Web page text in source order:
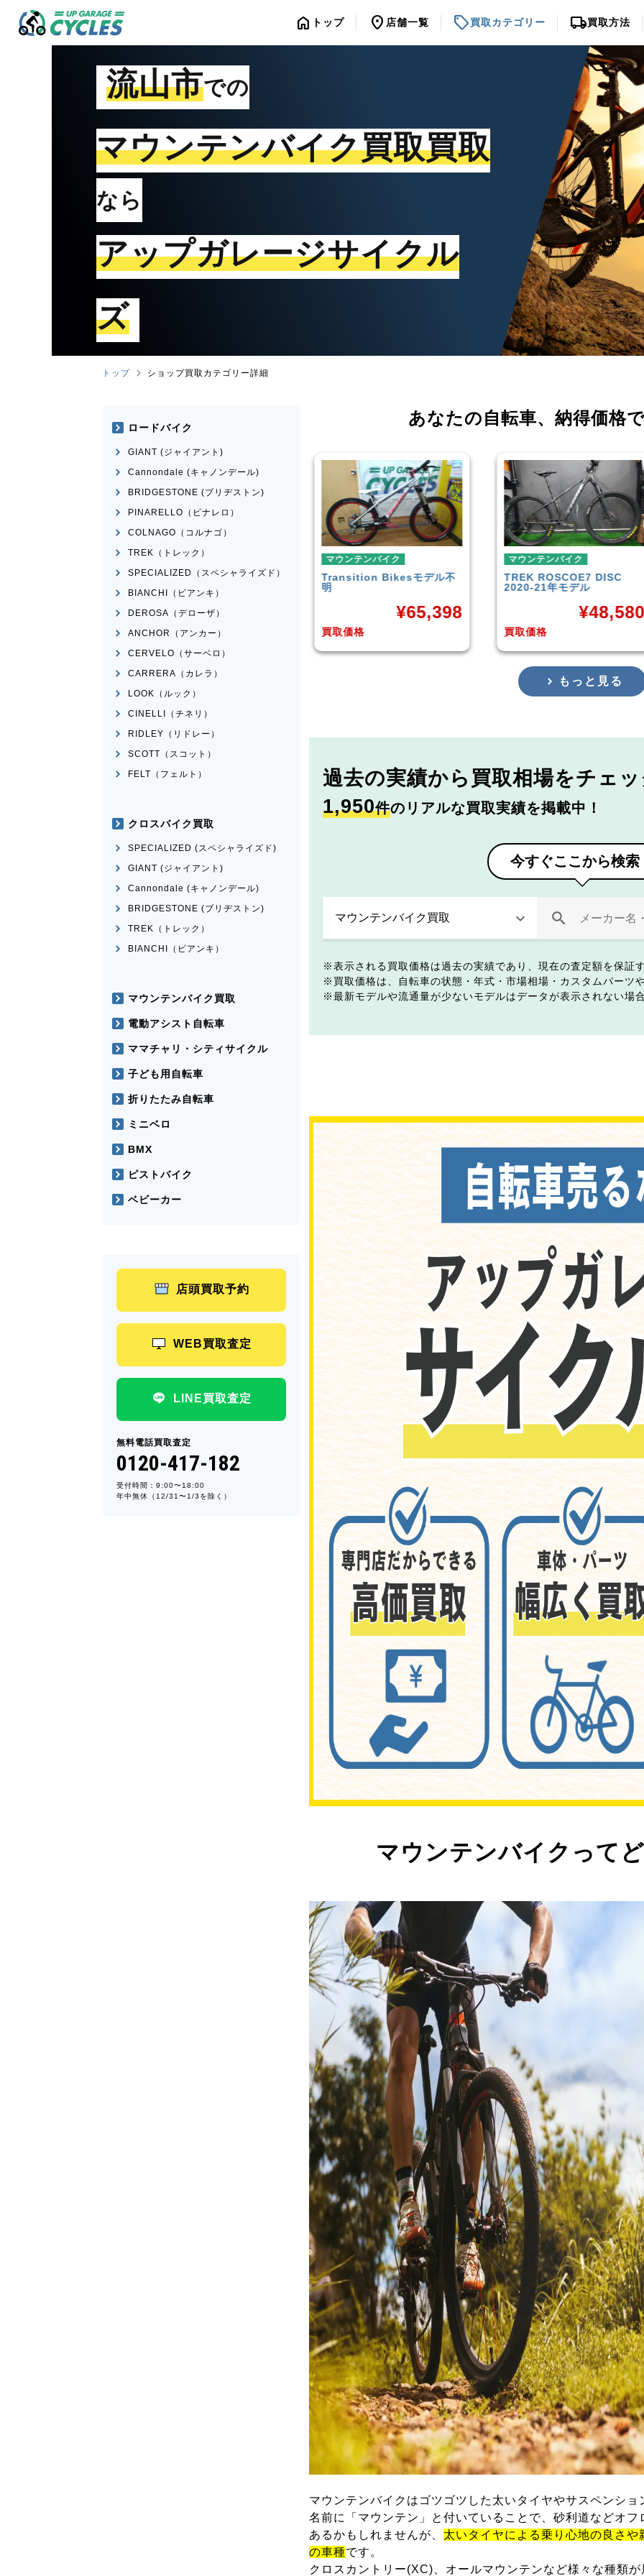
home トップ location_on 店舗一覧 sell買取カテゴリー local_shipping買取方法
流山市での
マウンテンバイク買取買取
なら
アップガレージサイクル
ズ
トップ ショップ買取カテゴリー詳細
あなたの自転車、 納得価格
マウンテンバイク
Transition Bikes モデル不
明
買取価格
¥
マウンテンバイク
TREKROSCOE7 DISC
2020-21年モデル
買取価格
¥48,580
マウンテンバイク
Rocky Mountain Element
Carbon30 2022年モデル
買取価格
¥
もっと見る
過去の実績から 買取相場をチェ
1,950件のリアルな買取実績を掲載中！
今すぐここから検索
表示される買取価格は過去の実績であり、現在の査定額を保証
買取価格は、自転車の状態・年式・市場相場・カスタムパーツ
最新モデルや流通量が少ないモデルはデータが表示されない場
マウンテンバイクって
マウンテンバイクはゴツゴツした太いタイヤやサスペンシ
名前に「マウンテン」と付いていることで、砂利道などオ
あるかもしれませんが、 太いタイヤによる乗り心地の良さ
の車種です。
クロスカントリー(XC)、オールマウンテンなど様々な種類
ロードバイク
GIANT (ジャイアント)
Cannondale (キャノンデール)
BRIDGESTONE (ブリヂストン)
PINARELLO（ピナレロ）
COLNAGO（コルナゴ）
TREK（トレック）
SPECIALIZED（スペシャライズド）
BIANCHI（ビアンキ）
DEROSA（デローザ）
ANCHOR（アンカー）
CERVELO（サーベロ）
CARRERA（カレラ）
LOOK（ルック）
CINELLI（チネリ）
RIDLEY（リドレー）
SCOTT（スコット）
FELT（フェルト）
クロスバイク買取
SPECIALIZED (スペシャライズド)
GIANT (ジャイアント)
Cannondale (キャノンデール)
BRIDGESTONE (ブリヂストン)
TREK（トレック）
BIANCHI（ビアンキ）
マウンテンバイク買取
電動アシスト自転車
ママチャリ・シティサイクル
子ども用自転車
折りたたみ自転車
ミニベロ
BMX
ピストバイク
ベビーカー
店頭買取予約
WEB買取査定
LINE買取査定
無料電話買取査定
0120-417-182
受付時間：9:00〜18:00
年中無休（12/31〜1/3を除く）